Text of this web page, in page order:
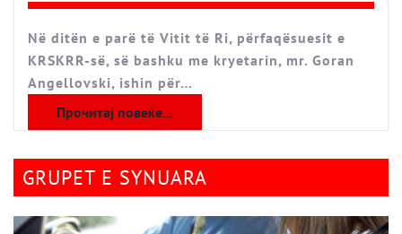
Në ditën e parë të Vitit të Ri, përfaqësuesit e
KRSKRR-së, së bashku me kryetarin, mr. Goran
Angellovski, ishin për…
Прочитај повеќе...
GRUPET E SYNUARA